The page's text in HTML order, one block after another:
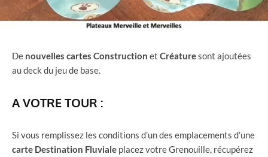
De nouvelles cartes Construction et Créaturesont ajoutées
au deck du jeu de base.
A VOTRE TOUR :
Si vous remplissez les conditions d’un des emplacements d’une
carte Destination Fluviale placez votre Grenouille, récupérez